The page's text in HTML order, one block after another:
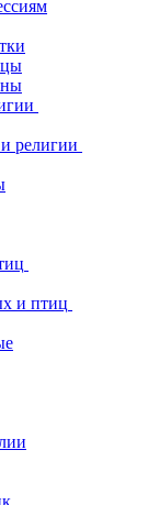
религии
и птиц